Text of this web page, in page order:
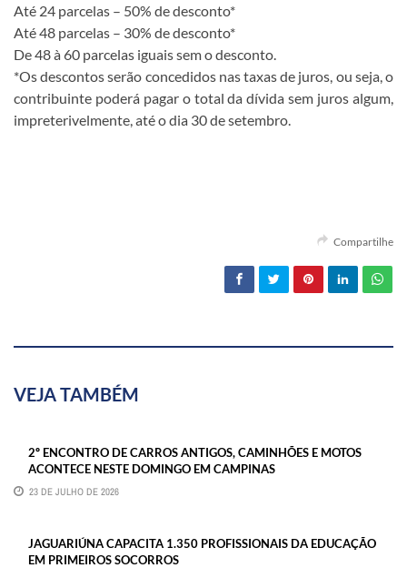
Até 24 parcelas – 50% de desconto*
Até 48 parcelas – 30% de desconto*
De 48 à 60 parcelas iguais sem o desconto.
*Os descontos serão concedidos nas taxas de juros, ou seja, o
contribuinte poderá pagar o total da dívida sem juros algum,
impreterivelmente, até o dia 30 de setembro.
Compartilhe
VEJA TAMBÉM
2º ENCONTRO DE CARROS ANTIGOS, CAMINHÕES E MOTOS
ACONTECE NESTE DOMINGO EM CAMPINAS
23 DE JULHO DE 2026
JAGUARIÚNA CAPACITA 1.350 PROFISSIONAIS DA EDUCAÇÃO
EM PRIMEIROS SOCORROS